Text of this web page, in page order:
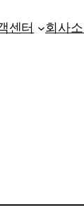
센터 회사